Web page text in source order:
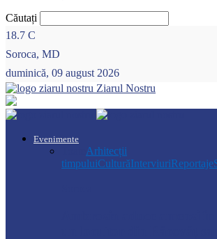
Căutați
18.7 C
Soroca, MD
duminică, 09 august 2026
Ziarul Nostru
Evenimente
Arhitecții
timpuluiCulturăInterviuriReportaje